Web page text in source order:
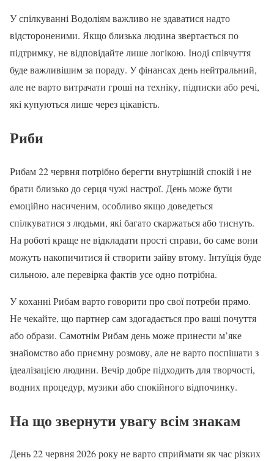
У спілкуванні Водоліям важливо не здаватися надто
відстороненими. Якщо близька людина звертається по
підтримку, не відповідайте лише логікою. Іноді співчуття
буде важливішим за пораду. У фінансах день нейтральний,
але не варто витрачати гроші на техніку, підписки або речі,
які купуються лише через цікавість.
Риби
Рибам 22 червня потрібно берегти внутрішній спокій і не
брати близько до серця чужі настрої. День може бути
емоційно насиченим, особливо якщо доведеться
спілкуватися з людьми, які багато скаржаться або тиснуть.
На роботі краще не відкладати прості справи, бо саме вони
можуть накопичитися й створити зайву втому. Інтуїція буде
сильною, але перевірка фактів усе одно потрібна.
У коханні Рибам варто говорити про свої потреби прямо.
Не чекайте, що партнер сам здогадається про ваші почуття
або образи. Самотнім Рибам день може принести м’яке
знайомство або приємну розмову, але не варто поспішати з
ідеалізацією людини. Вечір добре підходить для творчості,
водних процедур, музики або спокійного відпочинку.
На що звернути увагу всім знакам
День 22 червня 2026 року не варто сприймати як час різких